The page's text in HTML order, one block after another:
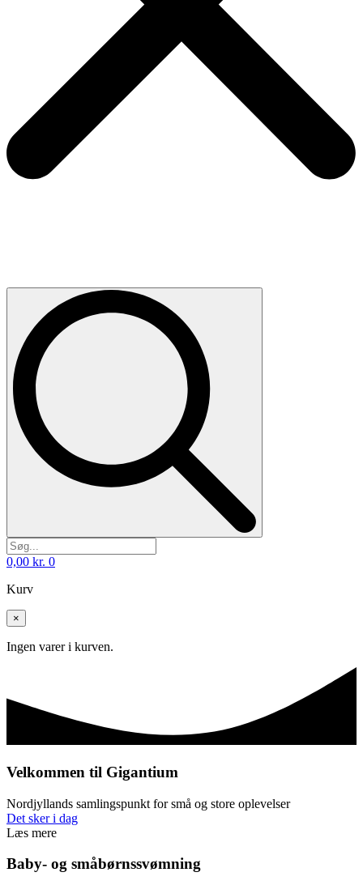
0,00 kr. 0
Kurv
×
Ingen varer i kurven.
Velkommen til Gigantium
Nordjyllands samlingspunkt for små og store oplevelser
Det sker i dag
Læs mere
Baby- og småbørnssvømning